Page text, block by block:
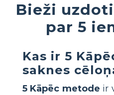
Bieži
par 5
Kas ir 5
saknes
5 Kāpēc metode ir